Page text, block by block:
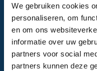
We gebruiken cookies
personaliseren, om
en om ons
informatie over uw
partners voor social
partners kunnen deze